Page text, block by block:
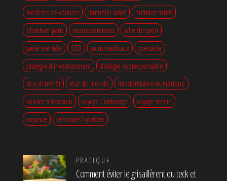
modèles de voitures
mutuelle santé
nutrition santé
plombier paris
risques sanitaires
salle de sport
santé mentale
SEO soins médicaux
spectacle
stratégie d'investissement
stratégie écoresponsable
taux d'intérêt
tour du monde
transformation numérique
voiture d’occasion
voyage Cambodge
voyage serein
voyance
véhicules hybrides
PRATIQUE
Comment éviter le grisaillèrent du teck et